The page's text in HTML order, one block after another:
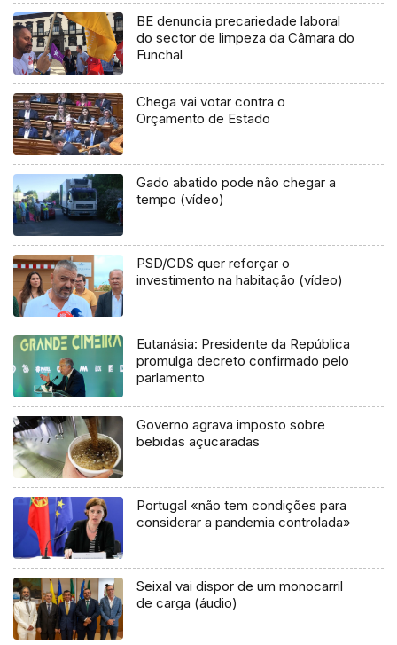
BE denuncia precariedade laboral
do sector de limpeza da Câmara do
Funchal
Chega vai votar contra o
Orçamento de Estado
Gado abatido pode não chegar a
tempo (vídeo)
PSD/CDS quer reforçar o
investimento na habitação (vídeo)
Eutanásia: Presidente da República
promulga decreto confirmado pelo
parlamento
Governo agrava imposto sobre
bebidas açucaradas
Portugal «não tem condições para
considerar a pandemia controlada»
Seixal vai dispor de um monocarril
de carga (áudio)